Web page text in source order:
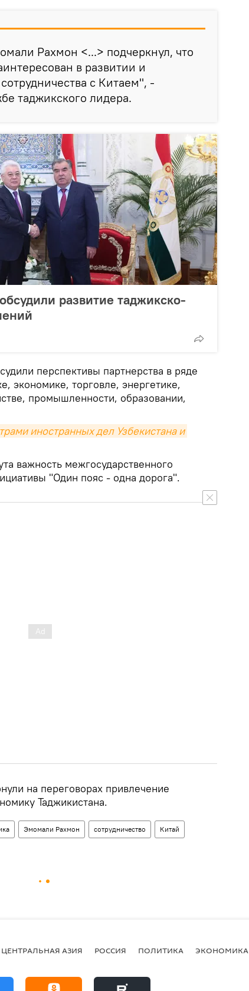
Рахмон <...> подчеркнул, что
в развитии и
с Китаем", -
таджикского лидера.
развитие таджикско-
перспективы партнерства в ряде
экономике, торговле, энергетике,
промышленности, образовании,
иностранных дел Узбекистана и
важность межгосударственного
"Один пояс - одна дорога".
на переговорах привлечение
Таджикистана.
Эмомали Рахмон сотрудничество Китай
ЦЕНТРАЛЬНАЯ АЗИЯ РОССИЯ ПОЛИТИКА ЭКОНОМИКА